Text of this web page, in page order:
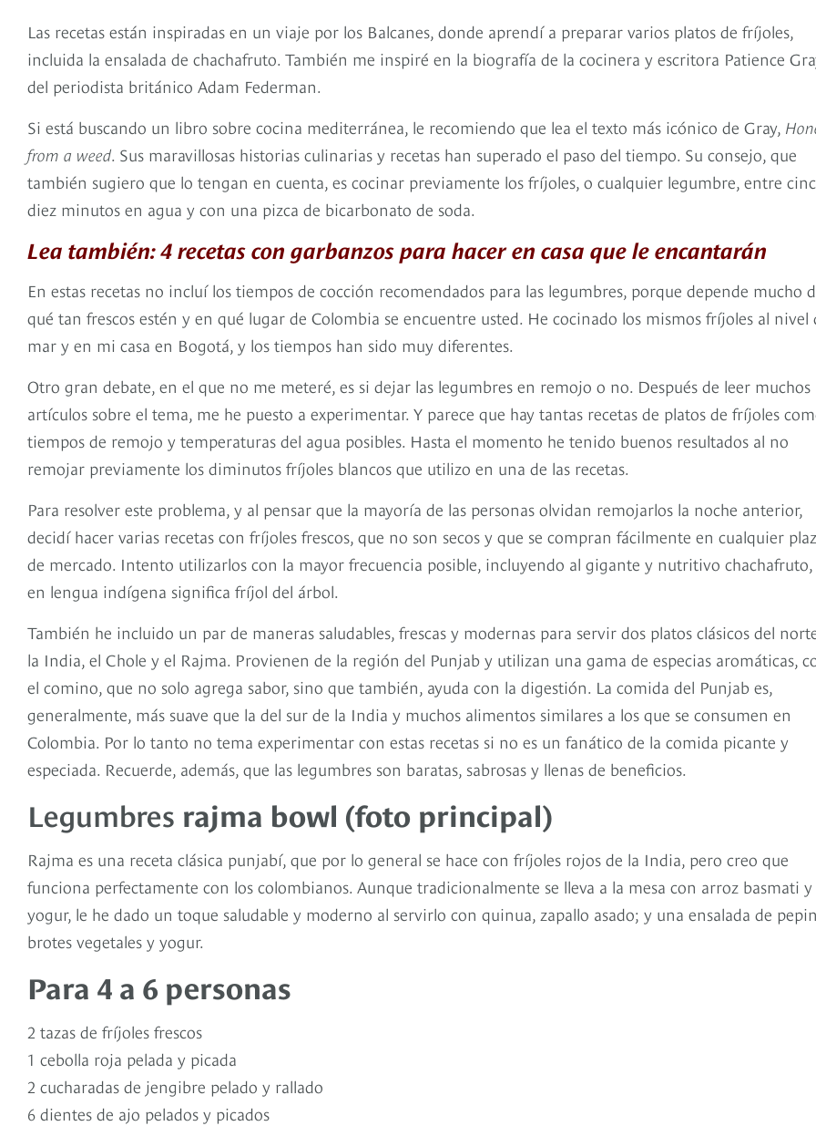
Las recetas están inspiradas en un viaje por los Balcanes, donde aprendí a preparar varios platos de fríjoles,
incluida la ensalada de chachafruto. También me inspiré en la biografía de la cocinera y escritora Patience
del periodista británico Adam Federman.
Si está buscando un libro sobre cocina mediterránea, le recomiendo que lea el texto más icónico de Gray,
from a weed. Sus maravillosas historias culinarias y recetas han superado el paso del tiempo. Su consejo, que
también sugiero que lo tengan en cuenta, es cocinar previamente los fríjoles, o cualquier legumbre, entre
diez minutos en agua y con una pizca de bicarbonato de soda.
Lea también: 4 recetas con garbanzos para hacer en casa que le encantarán
En estas recetas no incluí los tiempos de cocción recomendados para las legumbres, porque depende mucho
qué tan frescos estén y en qué lugar de Colombia se encuentre usted. He cocinado los mismos fríjoles al nivel
mar y en mi casa en Bogotá, y los tiempos han sido muy diferentes.
Otro gran debate, en el que no me meteré, es si dejar las legumbres en remojo o no. Después de leer muchos
artículos sobre el tema, me he puesto a experimentar. Y parece que hay tantas recetas de platos de fríjoles
tiempos de remojo y temperaturas del agua posibles. Hasta el momento he tenido buenos resultados al no
remojar previamente los diminutos fríjoles blancos que utilizo en una de las recetas.
Para resolver este problema, y al pensar que la mayoría de las personas olvidan remojarlos la noche anterior,
decidí hacer varias recetas con fríjoles frescos, que no son secos y que se compran fácilmente en cualquier
de mercado. Intento utilizarlos con la mayor frecuencia posible, incluyendo al gigante y nutritivo chachafruto,
en lengua indígena significa fríjol del árbol.
También he incluido un par de maneras saludables, frescas y modernas para servir dos platos clásicos del
la India, el Chole y el Rajma. Provienen de la región del Punjab y utilizan una gama de especias aromáticas,
el comino, que no solo agrega sabor, sino que también, ayuda con la digestión. La comida del Punjab es,
generalmente, más suave que la del sur de la India y muchos alimentos similares a los que se consumen en
Colombia. Por lo tanto no tema experimentar con estas recetas si no es un fanático de la comida picante y
especiada. Recuerde, además, que las legumbres son baratas, sabrosas y llenas de beneficios.
Legumbres rajma bowl (foto principal)
Rajma es una receta clásica punjabí, que por lo general se hace con fríjoles rojos de la India, pero creo que
funciona perfectamente con los colombianos. Aunque tradicionalmente se lleva a la mesa con arroz basmati y
yogur, le he dado un toque saludable y moderno al servirlo con quinua, zapallo asado; y una ensalada de
brotes vegetales y yogur.
Para 4 a 6 personas
2 tazas de fríjoles frescos
1 cebolla roja pelada y picada
2 cucharadas de jengibre pelado y rallado
6 dientes de ajo pelados y picados